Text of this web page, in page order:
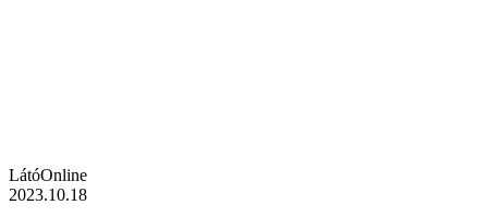
LátóOnline
2023.10.18